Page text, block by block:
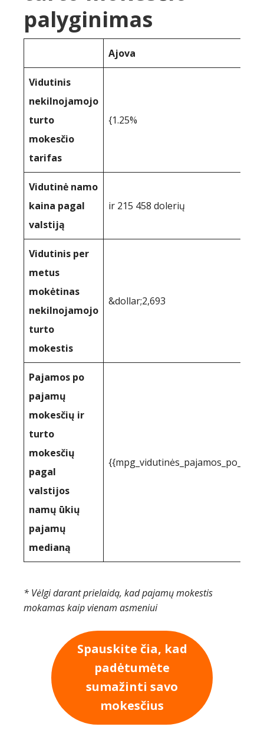
palyginimas
Ajova
Vidutinis
nekilnojamojo
turto
mokesčio
tarifas
{1.25%
Vidutinė namo
kaina pagal
valstiją
ir 215 458 dolerių
Vidutinis per
metus
mokėtinas
nekilnojamojo
turto
mokestis
&dollar;2,693
Pajamos po
pajamų
mokesčių ir
turto
mokesčių
pagal
valstijos
namų ūkių
pajamų
medianą
* Vėlgi darant prielaidą, kad pajamų mokestis
mokamas kaip vienam asmeniui
Spauskite čia, kad
padėtumėte
sumažinti savo
mokesčius